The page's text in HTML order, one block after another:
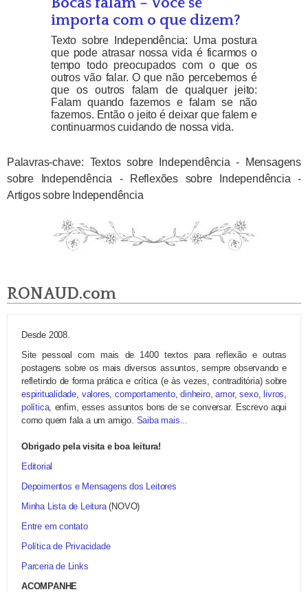
importa com o que dizem?
Texto sobre Independência: Uma postura
que pode atrasar nossa vida é ficarmos o
tempo todo preocupados com o que os
outros vão falar. O que não percebemos é
que os outros falam de qualquer jeito:
Falam quando fazemos e falam se não
fazemos. Então o jeito é deixar que falem e
continuarmos cuidando de nossa vida.
Palavras-chave: Textos sobre Independência - Mensagens
sobre Independência - Reflexões sobre Independência -
Artigos sobre Independência
RONAUD.com
Desde 2008.
Site pessoal com mais de 1400 textos para reflexão e outras
postagens sobre os mais diversos assuntos, sempre observando e
refletindo de forma prática e crítica (e às vezes, contraditória) sobre
espiritualidade, valores,comportamento,dinheiro,amor,sexo, livros,
política, enfim, esses assuntos bons de se conversar. Escrevo aqui
como quem fala a um amigo. Saiba mais...
Obrigado pela visita e boa leitura!
Editorial
Depoimentos e Mensagens dos Leitores
Minha Lista de Leitura(NOVO)
Entre em contato
Política de Privacidade
Parceria de Links
ACOMPANHE